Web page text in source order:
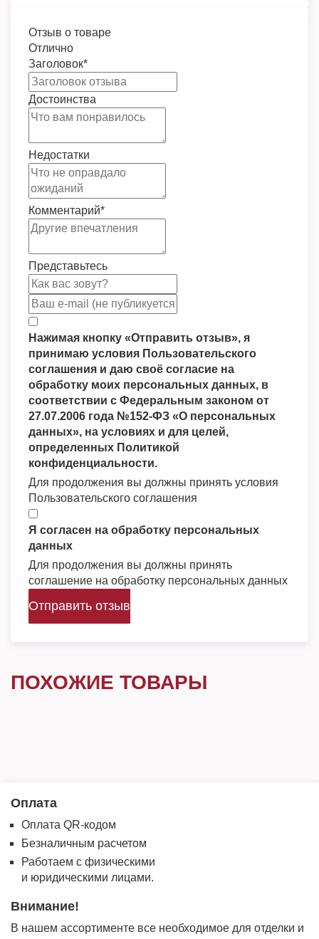
Отзыв о товаре
Отлично
Заголовок*
Достоинства
Недостатки
Комментарий*
Представьтесь
Нажимая кнопку «Отправить отзыв», я
принимаю условия Пользовательского
соглашения и даю своё согласие на
обработку моих персональных данных, в
соответствии с Федеральным законом от
27.07.2006 года №152-ФЗ «О персональных
данных», на условиях и для целей,
определенных Политикой
конфиденциальности.
Для продолжения вы должны принять условия
Пользовательского соглашения
Я согласен на обработку персональных
данных
Для продолжения вы должны принять
соглашение на обработку персональных данных
Отправить отзыв
ПОХОЖИЕ ТОВАРЫ
Оплата
Оплата QR-кодом
Безналичным расчетом
Работаем с физическими
и юридическими лицами.
Внимание!
В нашем ассортименте все необходимое для отделки и